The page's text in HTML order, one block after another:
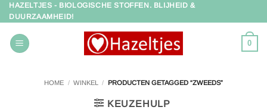
Ga
naar
inhoud
HAZELTJES - BIOLOGISCHE STOFFEN. BLIJHEID &
DUURZAAMHEID!
0
HOME / WINKEL / PRODUCTEN GETAGGED “ZWEEDS”
KEUZEHULP